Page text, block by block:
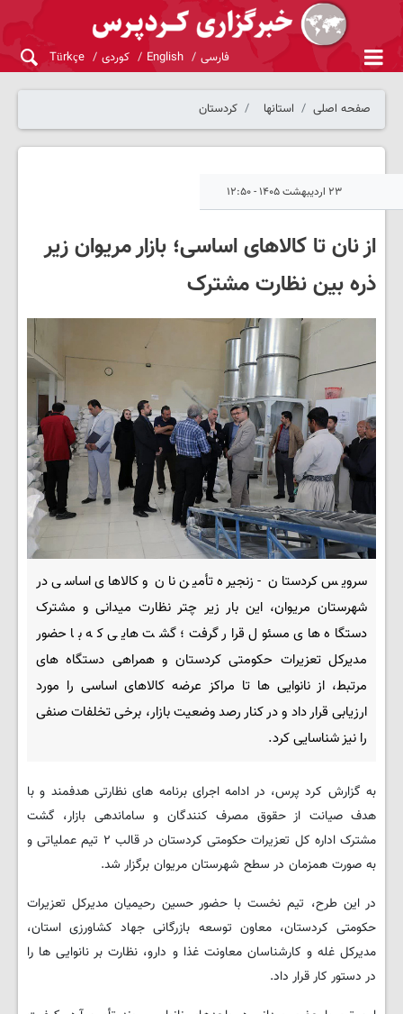
فارسی English کوردی Türkçe
صفحه اصلی استانها کردستان
۲۳ اردیبهشت ۱۴۰۵ - ۱۲:۵۰
از نان تا کالاهای اساسی؛ بازار مریوان زیر
ذره بین نظارت مشترک
سرویس کردستان - زنجیره تأمین نان و کالاهای اساسی در
شهرستان مریوان، این بار زیر چتر نظارت میدانی و مشترک
دستگاه های مسئول قرار گرفت؛ گشت هایی که با حضور
مدیرکل تعزیرات حکومتی کردستان و همراهی دستگاه های
مرتبط، از نانوایی ها تا مراکز عرضه کالاهای اساسی را مورد
ارزیابی قرار داد و در کنار رصد وضعیت بازار، برخی تخلفات صنفی
را نیز شناسایی کرد.
به گزارش کرد پرس، در ادامه اجرای برنامه های نظارتی هدفمند و با
هدف صیانت از حقوق مصرف کنندگان و ساماندهی بازار، گشت
مشترک اداره کل تعزیرات حکومتی کردستان در قالب ۲ تیم عملیاتی و
به صورت همزمان در سطح شهرستان مریوان برگزار شد.
در این طرح، تیم نخست با حضور حسین رحیمیان مدیرکل تعزیرات
حکومتی کردستان، معاون توسعه بازرگانی جهاد کشاورزی استان،
مدیرکل غله و کارشناسان معاونت غذا و دارو، نظارت بر نانوایی ها را
در دستور کار قرار داد.